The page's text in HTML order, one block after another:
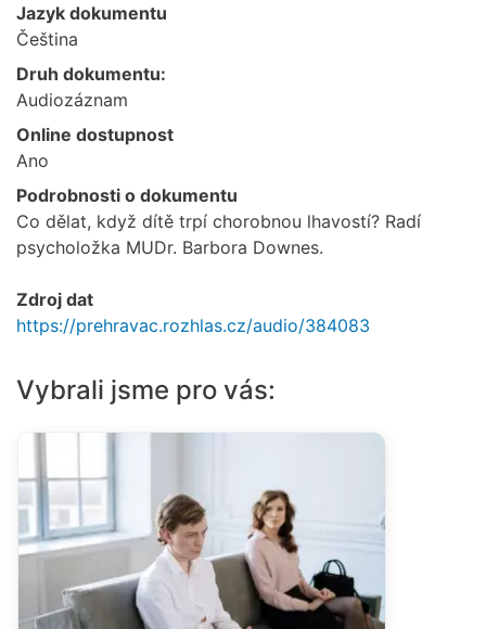
Jazyk dokumentu
Čeština
Druh dokumentu:
Audiozáznam
Online dostupnost
Ano
Podrobnosti o dokumentu
Co dělat, když dítě trpí chorobnou lhavostí? Radí
psycholožka MUDr. Barbora Downes.
Zdroj dat
https://prehravac.rozhlas.cz/audio/384083
Vybrali jsme pro vás: